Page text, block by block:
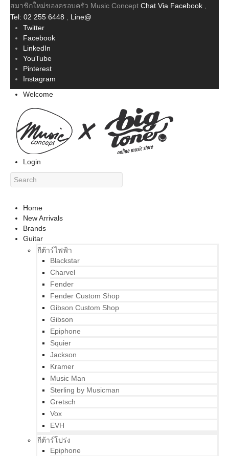
สมาชิกใหม่ของครอบครัว Music Concept Chat Via Facebook
Tel: 02 255 6448
Line@
Twitter
Facebook
LinkedIn
YouTube
Pinterest
Instagram
Welcome
Login
Home
New Arrivals
Brands
Guitar
กีต้าร์ไฟฟ้า
Blackstar
Charvel
Fender
Fender Custom Shop
Gibson Custom Shop
Gibson
Epiphone
Squier
Jackson
Kramer
Music Man
Sterling by Musicman
Gretsch
Vox
EVH
กีต้าร์โปร่ง
Epiphone